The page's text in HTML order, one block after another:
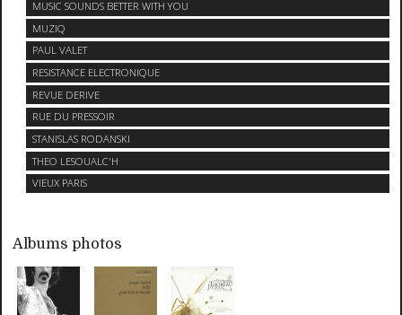
MUSIC SOUNDS BETTER WITH YOU
MUZIQ
PAUL VALET
RESISTANCE ELECTRONIQUE
REVUE DERIVE
RUE DU PRESSOIR
STANISLAS RODANSKI
THEO LESOUALC'H
VIEUX PARIS
Albums photos